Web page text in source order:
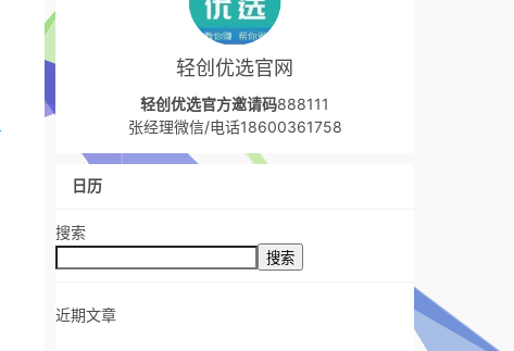
轻创优选官网
轻创优选官方邀请码888111
张经理微信/电话18600361758
日历
搜索
搜索
近期文章